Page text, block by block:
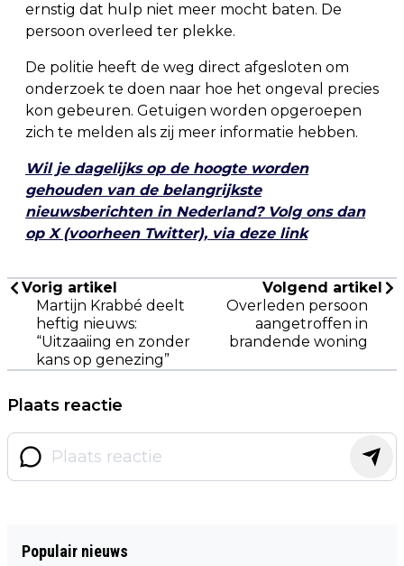
ernstig dat hulp niet meer mocht baten. De
persoon overleed ter plekke.
De politie heeft de weg direct afgesloten om
onderzoek te doen naar hoe het ongeval precies
kon gebeuren. Getuigen worden opgeroepen
zich te melden als zij meer informatie hebben.
Wil je dagelijks op de hoogte worden
gehouden van de belangrijkste
nieuwsberichten in Nederland? Volg ons dan
op X (voorheen Twitter), via deze link
Vorig artikel
Martijn Krabbé deelt
heftig nieuws:
“Uitzaaiing en zonder
kans op genezing”
Volgend artikel
Overleden persoon
aangetroffen in
brandende woning
Plaats reactie
Populair nieuws